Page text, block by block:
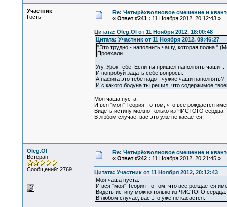
Участник
Гость
Re: Четырёхволновое смешение и
« Ответ #241 : 11 Ноября 2012, 20:12:43 »
Цитата: Oleg.Ol от 11 Ноября 2012, 18:00:48
Цитата: Участник от 11 Ноября 2012, 09:46:27
"Это трудно - наполнить чашу, которая полна."
Проехали.
Угу. Урок тебе. Если ты пришел наполнять чаши
И попробуй задать себе вопросы:
А нафига это тебе надо - чужие чаши наполнять?
И с какого бодуна ты решил, что содержимое
Моя чаша пуста.
И вся "моя" Теория - о том, что всё рождается
Видеть истину можно только из ЧИСТОГО сердца.
В любом случае, вас это уже не касается.
Oleg.Ol
Ветеран
Сообщений: 2769
Re: Четырёхволновое смешение и
« Ответ #242 : 11 Ноября 2012, 20:21:45 »
Цитата: Участник от 11 Ноября 2012, 20:12:43
Моя чаша пуста.
И вся "моя" Теория - о том, что всё рождается
Видеть истину можно только из ЧИСТОГО сердца.
В любом случае, вас это уже не касается.